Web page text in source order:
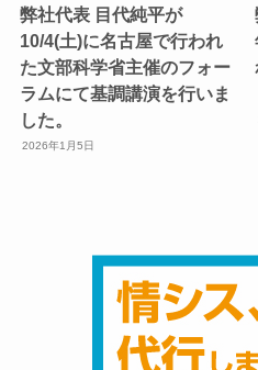
弊社代表 目代純平が
10/4(土)に名古屋で行われ
た文部科学省主催のフォー
ラムにて基調講演を行いま
した。
2026年1月5日